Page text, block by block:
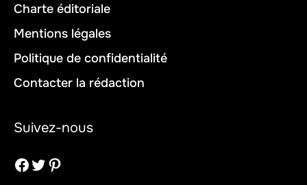
Charte éditoriale
Mentions légales
Politique de confidentialité
Contacter la rédaction
Suivez-nous
Facebook
Twitter
Pinterest